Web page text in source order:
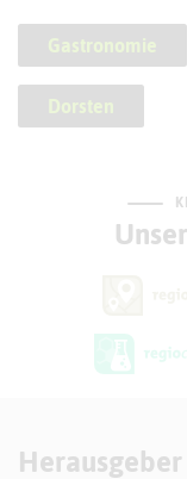
Gastronomie
Dorsten
Herausgeber